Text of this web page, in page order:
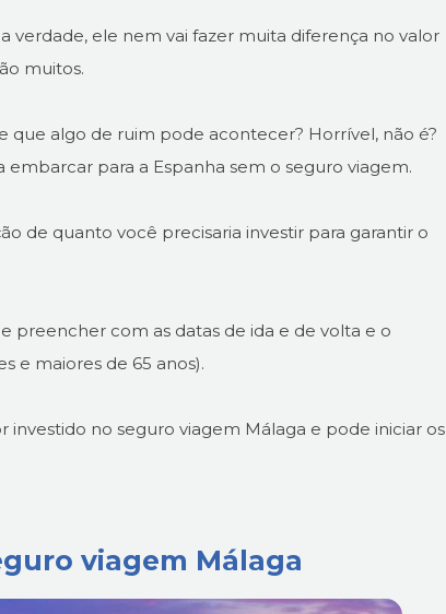
verdade, ele nem vai fazer muita diferença no valor
muitos.
que algo de ruim pode acontecer? Horrível, não é?
embarcar para a Espanha sem o seguro viagem.
de quanto você precisaria investir para garantir o
preencher com as datas de ida e de volta e o
e maiores de 65 anos).
investido no seguro viagem Málaga e pode iniciar os
viagem Málaga